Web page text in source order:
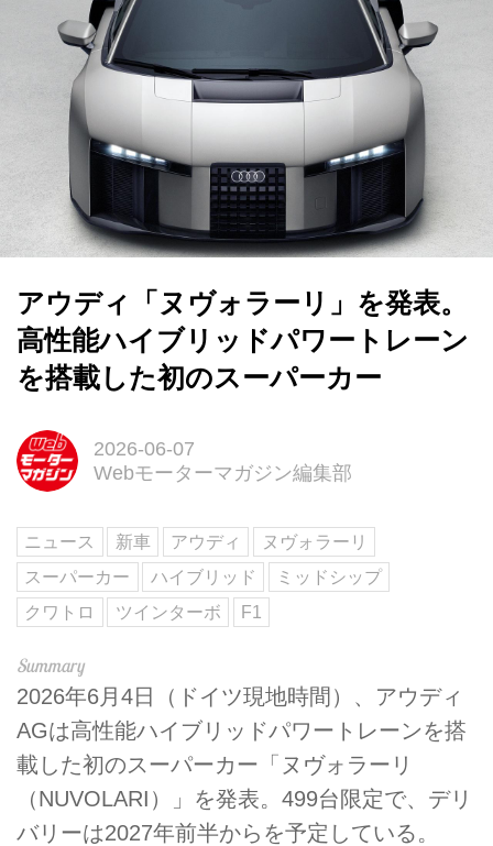
アウディ「ヌヴォラーリ」を発表。
高性能ハイブリッドパワートレーン
を搭載した初のスーパーカー
2026-06-07
Webモーターマガジン編集部
ニュース 新車 アウディ
ヌヴォラーリ
スーパーカー
ハイブリッド
ミッドシップ
クワトロ
ツインターボ F1
2026年6月4日（ドイツ現地時間）、アウディ
AGは高性能ハイブリッドパワートレーンを搭
載した初のスーパーカー「ヌヴォラーリ
（NUVOLARI）」を発表。499台限定で、デリ
バリーは2027年前半からを予定している。